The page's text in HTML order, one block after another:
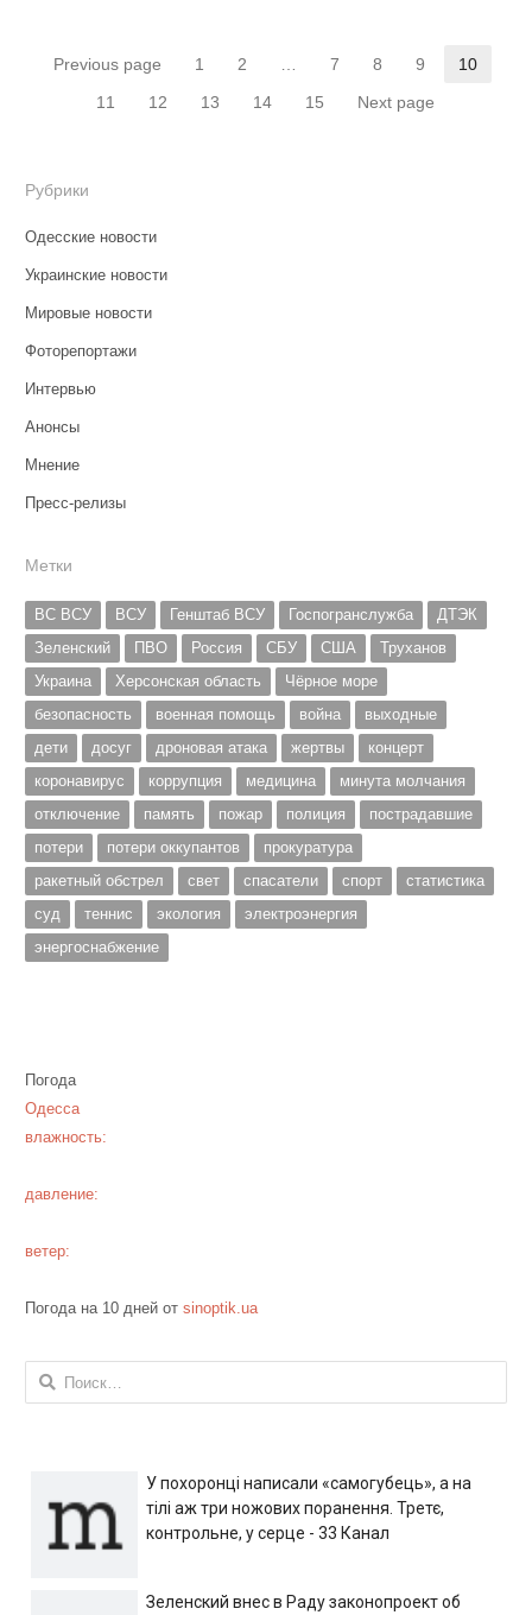
Навигация
Previous page Страница
1 Страница
2 Страница
7 Страница
8 Страница
9 10
Страница
11 Страница
12 Страница
13 Страница
14 Страница
15 Next page
Рубрики
Одесские новости
Украинские новости
Мировые новости
Фоторепортажи
Интервью
Анонсы
Мнение
Пресс-релизы
Метки
ВС ВСУ ВСУ Генштаб ВСУ Госпогранслужба
ДТЭК
Зеленский
ПВО Россия СБУ США
Труханов
Украина
Херсонская область
Чёрное море
безопасность
военная помощь война
выходные
дети
досуг дроновая атака жертвы
концерт
коронавирус
коррупция медицина
минута молчания
отключение
память пожар полиция
пострадавшие
потери
потери оккупантов
прокуратура
ракетный обстрел
свет спасатели спорт
статистика
суд
теннис экология
электроэнергия
энергоснабжение
Погода
Одесса
влажность:
давление:
ветер:
Погода на 10 дней от sinoptik.ua
Найти:
У похоронці написали «самогубець», а на
тілі аж три ножових поранення. Третє,
контрольне, у серце - 33 Канал
Зеленский внес в Раду законопроект об